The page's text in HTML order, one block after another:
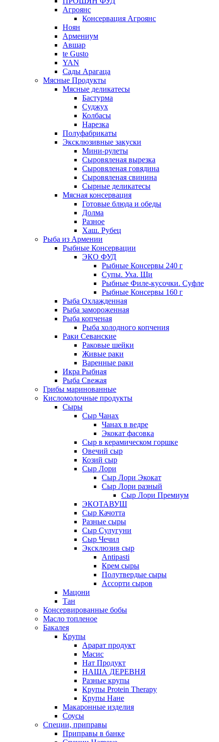
Агроянс
Консервация Агроянс
Ноян
Армениум
Авшар
te Gusto
YAN
Сады Арагаца
Мясные Продукты
Мясные деликатесы
Бастурма
Суджух
Колбасы
Нарезка
Полуфабрикаты
Эксклюзивные закуски
Мини-рулеты
Сыровяленая вырезка
Сыровяленая говядина
Сыровяленая свинина
Сырные деликатесы
Мясная консервация
Готовые блюда и обеды
Долма
Разное
Хаш. Рубец
Рыба из Армении
Рыбные Консервации
ЭКО ФУД
Рыбные Консервы 240 г
Супы. Уха. Щи
Рыбные Филе-кусочки. Суфле
Рыбные Консервы 160 г
Рыба Охлажденная
Рыба замороженная
Рыба копченая
Рыба холодного копчения
Раки Севанские
Раковые шейки
Живые раки
Варенные раки
Икра Рыбная
Рыба Свежая
Грибы маринованные
Кисломолочные продукты
Сыры
Сыр Чанах
Чанах в ведре
Экокат фасовка
Сыр в керамическом горшке
Овечий сыр
Козий сыр
Сыр Лори
Сыр Лори Экокат
Сыр Лори разный
Сыр Лори Премиум
ЭКОТАВУШ
Сыр Качотта
Разные сыры
Сыр Сулугуни
Сыр Чечил
Эксклюзив сыр
Antipasti
Крем сыры
Полутвердые сыры
Ассорти сыров
Мацони
Тан
Консервированные бобы
Масло топленое
Бакалея
Крупы
Арарат продукт
Масис
Нат Продукт
НАША ДЕРЕВНЯ
Разные крупы
Крупы Protein Therapy
Крупы Нане
Макаронные изделия
Соусы
Специи, приправы
Приправы в банке